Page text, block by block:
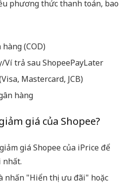
phương thức thanh toán, bao
(COD)
Ví trả sau ShopeePayLater
Mastercard, JCB)
hàng
giá của Shopee?
giá Shopee của iPrice để
nhất.
nhấn "Hiển thị ưu đãi" hoặc